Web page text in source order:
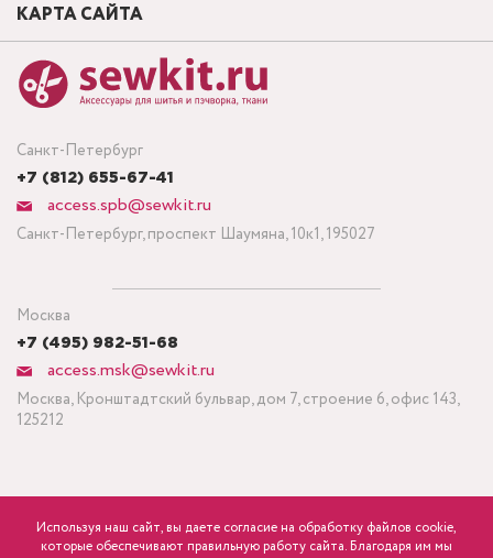
Санкт-Петербург
+7 (812) 655-67-41
access.spb@sewkit.ru
Санкт-Петербург, проспект Шаумяна, 10к1, 195027
Москва
+7 (495) 982-51-68
access.msk@sewkit.ru
Москва, Кронштадтский бульвар, дом 7, строение 6, офис 143,
125212
КАРТА САЙТА
ПОДПИСАТЬСЯ НА НОВОСТИ
Используя наш сайт, вы даете согласие на обработку файлов cookie,
которые обеспечивают правильную работу сайта. Благодаря им мы